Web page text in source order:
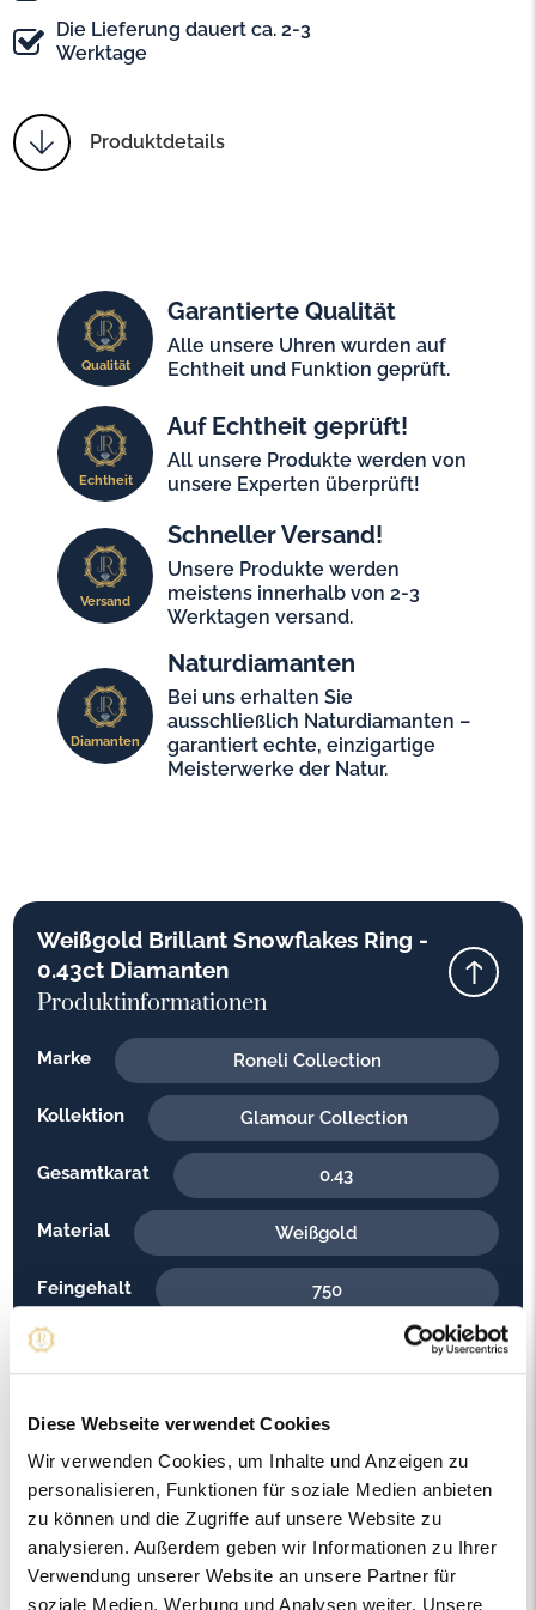
Diese Webseite verwendet Cookies
Wir verwenden Cookies, um Inhalte und Anzeigen zu
personalisieren, Funktionen für soziale Medien anbieten
zu können und die Zugriffe auf unsere Website zu
analysieren. Außerdem geben wir Informationen zu Ihrer
Verwendung unserer Website an unsere Partner für
soziale Medien, Werbung und Analysen weiter. Unsere
Die Lieferung dauert ca. 2-3
Werktage
Produktdetails
Qualität
Garantierte Qualität
Alle unsere Uhren wurden auf
Echtheit und Funktion geprüft.
Echtheit
Auf Echtheit geprüft!
All unsere Produkte werden von
unsere Experten überprüft!
Versand
Schneller Versand!
Unsere Produkte werden
meistens innerhalb von 2-3
Werktagen versand.
Diamanten
Naturdiamanten
Bei uns erhalten Sie
ausschließlich Naturdiamanten –
garantiert echte, einzigartige
Meisterwerke der Natur.
Weißgold Brillant Snowflakes Ring -
0.43ct Diamanten
Produktinformationen
Marke Roneli Collection
Kollektion Glamour Collection
Gesamtkarat 0.43
Material Weißgold
Feingehalt 750
Gewicht
Steinqualität VS2
Edelsteinfarbe Diamant
Ringweite in mm 51